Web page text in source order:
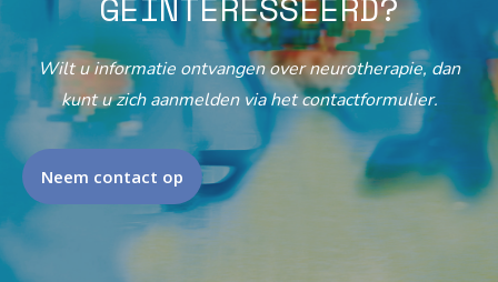
Wilt u informatie ontvangen over neurotherapie, dan
kunt u zich aanmelden via het contactformulier.
Neem contact op